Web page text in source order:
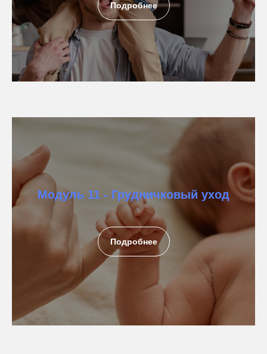
Подробнее
Модуль 11 - Грудничковый уход
Подробнее